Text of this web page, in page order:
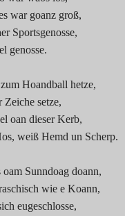
war goanz groß,
Sportsgenosse,
genosse.
Hoandball hetze,
Zeiche setze,
oan dieser Kerb,
weiß Hemd un Scherp.
oam Sunndoag doann,
wie e Koann,
eugeschlosse,